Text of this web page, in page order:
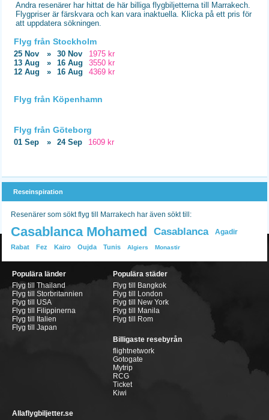
Andra resenärer har hittat de här billiga flygbiljetterna till Marrakech.
Flygpriser är färskvara och kan vara inaktuella. Klicka på ett pris för
att uppdatera sökningen.
Flyg från Stockholm
25 Nov » 30 Nov
1975 kr
13 Aug
» 16 Aug
3550 kr
12 Aug
» 16 Aug 4369 kr
Flyg från Köpenhamn
Flyg från Göteborg
01 Sep » 24 Sep 1609 kr
Reseinspiration
Resenärer som sökt flyg till Marrakech har även sökt till:
Casablanca Mohamed Casablanca Agadir
Rabat Fez Kairo Oujda Tunis Algiers Monastir
Populära länder
Flyg till Thailand
Flyg till Storbritannien
Flyg till USA
Flyg till Filippinerna
Flyg till Italien
Flyg till Japan
Populära städer
Flyg till Bangkok
Flyg till London
Flyg till New York
Flyg till Manila
Flyg till Rom
Billigaste resebyrån
flightnetwork
Gotogate
Mytrip
RCG
Ticket
Kiwi
Allaflygbiljetter.se